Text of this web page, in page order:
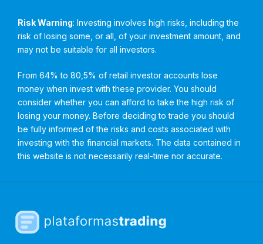
Risk Warning: Investing involves high risks, including the
risk of losing some, or all, of your investment amount, and
may not be suitable for all investors.
From 64% to 80,5% of retail investor accounts lose
money when invest with these provider. You should
consider whether you can afford to take the high risk of
losing your money. Before deciding to trade you should
be fully informed of the risks and costs associated with
investing with the financial markets. The data contained in
this website is not necessarily real-time nor accurate.